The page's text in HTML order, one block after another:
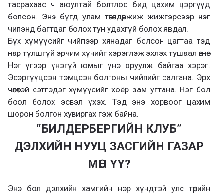
тасрахаас ч аюултай болтлоо бид цахим цэргүүд
болсон. Энэ бүгд улам төгөлдөржиж жижгэрсээр нэг
чипэнд багтдаг болох тун удахгүй болох явдал.
Бүх хүмүүсийг чийпээр хянадаг болсон цагтаа тэд
нар түлшгүй эрчим хүчийг хэрэглэж эхлэх тушаал өгнө.
Нэг үгээр үнэгүй юмыг үнэ оруулж байгаа хэрэг.
Эсэргүүцсэн тэмцсэн болгоны чийпийг салгана. Эрх
чөлөөтэй сэтгэдэг хүмүүсийг хоёр зам угтана. Нэг бол
боол болох эсвэл үхэх. Тэд энэ хорвоог цахим
шорон болгон хувиргах гэж байна.
“БИЛДЕРБЕРГИЙН КЛУБ”
ДЭЛХИЙН НУУЦ ЗАСГИЙН ГАЗАР
МӨН YY?
Энэ бол дэлхийн хамгийн нэр хүндтэй улс төрийн